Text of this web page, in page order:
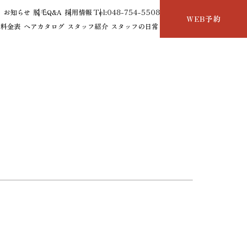
お知らせ 脱毛Q&A 採用情報Tel:048-754-5508
料金表 ヘアカタログ スタッフ紹介 スタッフの日常
WEB予約